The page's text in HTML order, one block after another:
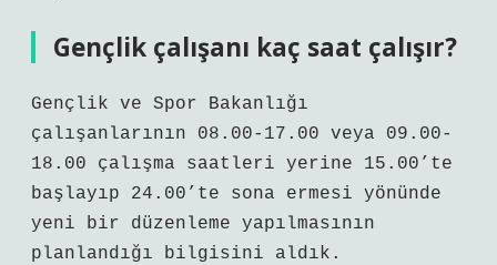
Gençlik çalışanı kaç saat çalışır?
Gençlik ve Spor Bakanlığı
çalışanlarının 08.00-17.00 veya 09.00-
18.00 çalışma saatleri yerine 15.00’te
başlayıp 24.00’te sona ermesi yönünde
yeni bir düzenleme yapılmasının
planlandığı bilgisini aldık.